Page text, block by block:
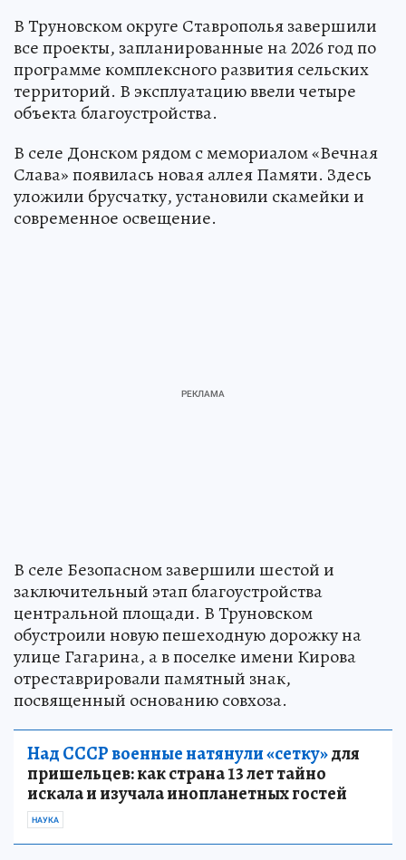
В Труновском округе Ставрополья завершили
все проекты, запланированные на 2026 год по
программе комплексного развития сельских
территорий. В эксплуатацию ввели четыре
объекта благоустройства.
В селе Донском рядом с мемориалом «Вечная
Слава» появилась новая аллея Памяти. Здесь
уложили брусчатку, установили скамейки и
современное освещение.
В селе Безопасном завершили шестой и
заключительный этап благоустройства
центральной площади. В Труновском
обустроили новую пешеходную дорожку на
улице Гагарина, а в поселке имени Кирова
отреставрировали памятный знак,
посвященный основанию совхоза.
Над СССР военные натянули «сетку»для
пришельцев: как страна 13 лет тайно
искала и изучала инопланетных гостей
НАУКА